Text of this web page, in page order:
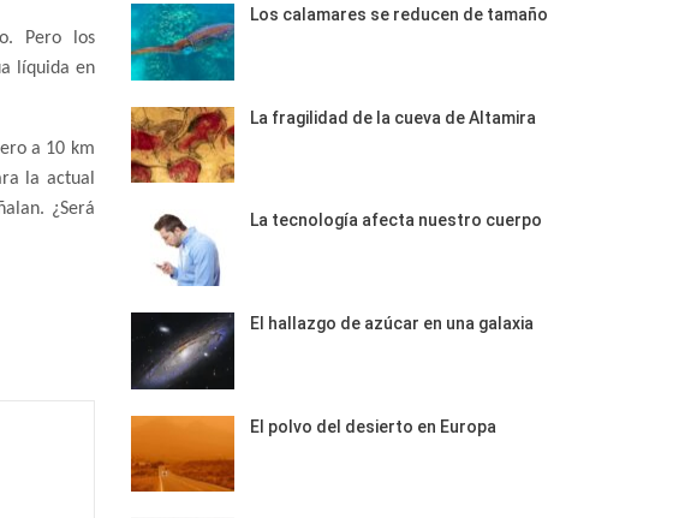
Pero los
líquida en
a 10 km
la actual
¿Será
Los calamares se reducen de tamaño
La fragilidad de la cueva de Altamira
La tecnología afecta nuestro cuerpo
El hallazgo de azúcar en una galaxia
El polvo del desierto en Europa